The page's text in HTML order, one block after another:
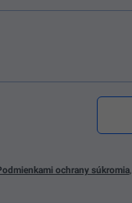
ochrany súkromia,